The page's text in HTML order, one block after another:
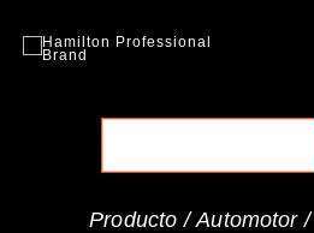
contenido
Producto /Automotor/